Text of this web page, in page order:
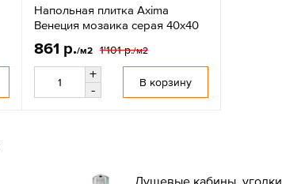
Напольная плитка Axima
Венеция мозаика серая 40x40
861 р./м2 1'101 р./м2
+
-
В корзину
Душевые кабины, уголки,